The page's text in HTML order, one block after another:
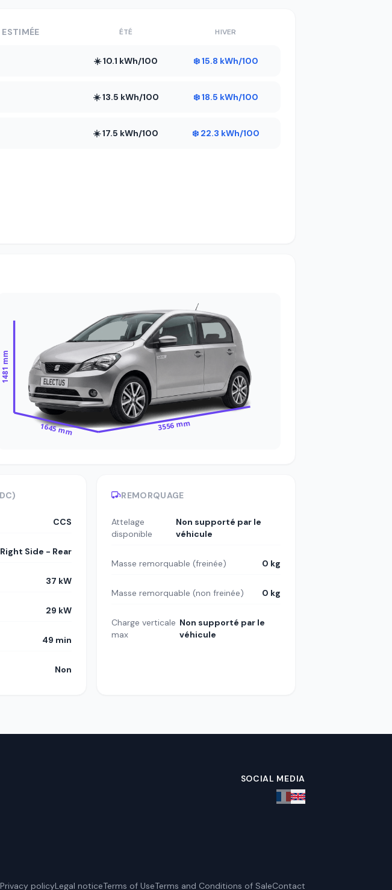
ÉTÉ HIVER
☀️ 10.1 kWh/100 ❄️ 15.8 kWh/100
☀️ 13.5 kWh/100 ❄️ 18.5 kWh/100
☀️ 17.5 kWh/100 ❄️ 22.3 kWh/100
1481 mm
1645 mm 3556 mm
CCS
Right Side - Rear
37 kW
29 kW
49 min
Non
REMORQUAGE
Attelage
disponible
Non supporté par le
véhicule
Masse remorquable (freinée) 0 kg
Masse remorquable (non freinée) 0 kg
Charge verticale
max
Non supporté par le
véhicule
SOCIAL MEDIA
Privacy policyLegal noticeTerms of UseTerms and Conditions of SaleContact